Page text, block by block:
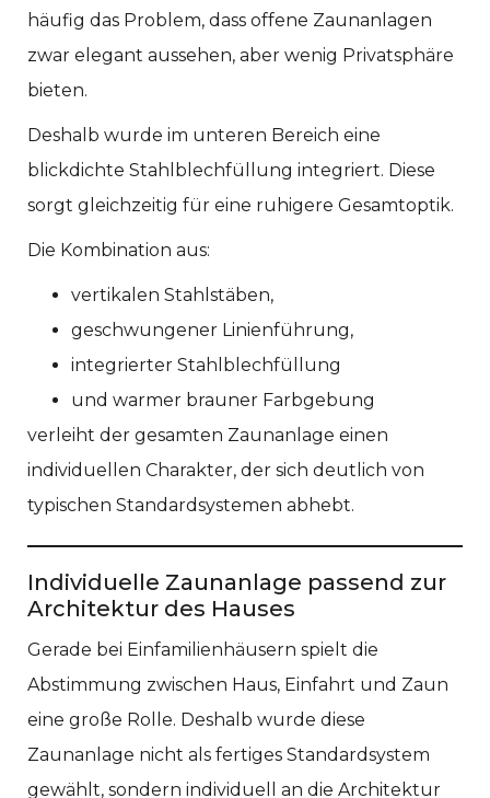
häufig das Problem, dass offene Zaunanlagen
zwar elegant aussehen, aber wenig Privatsphäre
bieten.
Deshalb wurde im unteren Bereich eine
blickdichte Stahlblechfüllung integriert. Diese
sorgt gleichzeitig für eine ruhigere Gesamtoptik.
Die Kombination aus:
vertikalen Stahlstäben,
geschwungener Linienführung,
integrierter Stahlblechfüllung
und warmer brauner Farbgebung
verleiht der gesamten Zaunanlage einen
individuellen Charakter, der sich deutlich von
typischen Standardsystemen abhebt.
Individuelle Zaunanlage passend zur
Architektur des Hauses
Gerade bei Einfamilienhäusern spielt die
Abstimmung zwischen Haus, Einfahrt und Zaun
eine große Rolle. Deshalb wurde diese
Zaunanlage nicht als fertiges Standardsystem
gewählt, sondern individuell an die Architektur